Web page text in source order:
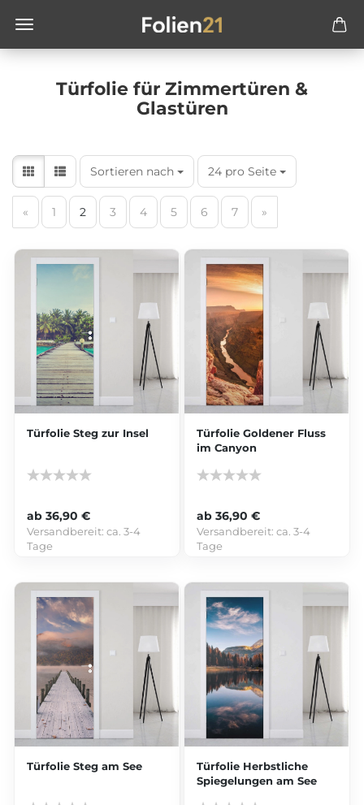
Türfolie für Zimmertüren &
Glastüren
Sortieren nach 24 pro Seite
« 1 2 3 4 5 6 7 »
Türfolie Steg zur Insel
ab 36,90 €
Versandbereit:ca. 3-4
Tage
Türfolie Goldener Fluss
im Canyon
ab 36,90 €
Versandbereit:ca. 3-4
Tage
Türfolie Steg am See
Türfolie Herbstliche
Spiegelungen am See